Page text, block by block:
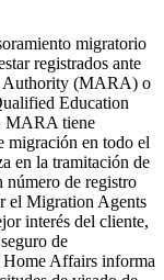
migratorio
registrados ante
Authority (MARA) o
Education
MARA tiene
migración en todo el
en la tramitación de
número de registro
el Migration Agents
interés del cliente,
de
Affairs informa